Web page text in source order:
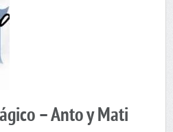
– Anto y Mati